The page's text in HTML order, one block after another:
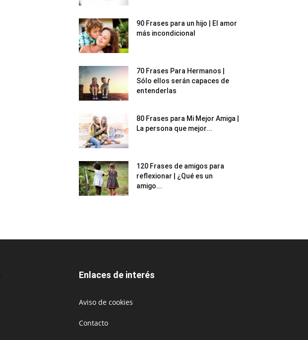
90 Frases para un hijo | El amor
más incondicional
70 Frases Para Hermanos |
Sólo ellos serán capaces de
entenderlas
80 Frases para Mi Mejor Amiga |
La persona que mejor...
120 Frases de amigos para
reflexionar | ¿Qué es un
amigo...
Enlaces de interés
Aviso de cookies
Contacto